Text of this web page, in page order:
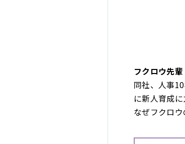
フクロウ先輩
同社、人事
に新人育成
なぜフクロ